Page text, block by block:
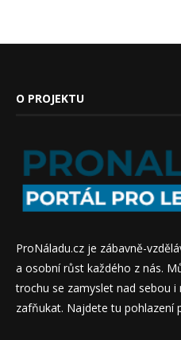
O PROJEKTU
ProNáladu.cz je zábavně-
a osobní růst každého z nás.
trochu se zamyslet nad sebou i
zafňukat. Najdete tu pohlazení